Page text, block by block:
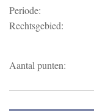
Periode:
Rechtsgebied:
Aantal punten: